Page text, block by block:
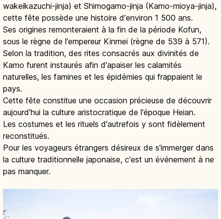
wakeikazuchi-jinja) et Shimogamo-jinja (Kamo-mioya-jinja),
cette fête possède une histoire d'environ 1 500 ans.
Ses origines remonteraient à la fin de la période Kofun,
sous le règne de l'empereur Kinmei (règne de 539 à 571).
Selon la tradition, des rites consacrés aux divinités de
Kamo furent instaurés afin d'apaiser les calamités
naturelles, les famines et les épidémies qui frappaient le
pays.
Cette fête constitue une occasion précieuse de découvrir
aujourd'hui la culture aristocratique de l'époque Heian.
Les costumes et les rituels d'autrefois y sont fidèlement
reconstitués.
Pour les voyageurs étrangers désireux de s'immerger dans
la culture traditionnelle japonaise, c'est un événement à ne
pas manquer.